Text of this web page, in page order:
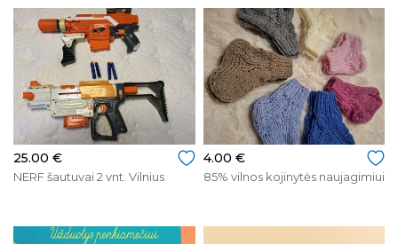
25.00 €
NERF šautuvai 2 vnt. Vilnius
4.00 €
85% vilnos kojinytės naujagimiui